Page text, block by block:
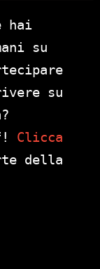
hai
su
su
Clicca
della